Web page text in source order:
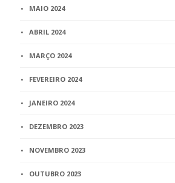
BLOG
certificação digital
7 minread
MAIO 2024
ABRIL 2024
MARÇO 2024
FEVEREIRO 2024
JANEIRO 2024
DEZEMBRO 2023
NOVEMBRO 2023
OUTUBRO 2023